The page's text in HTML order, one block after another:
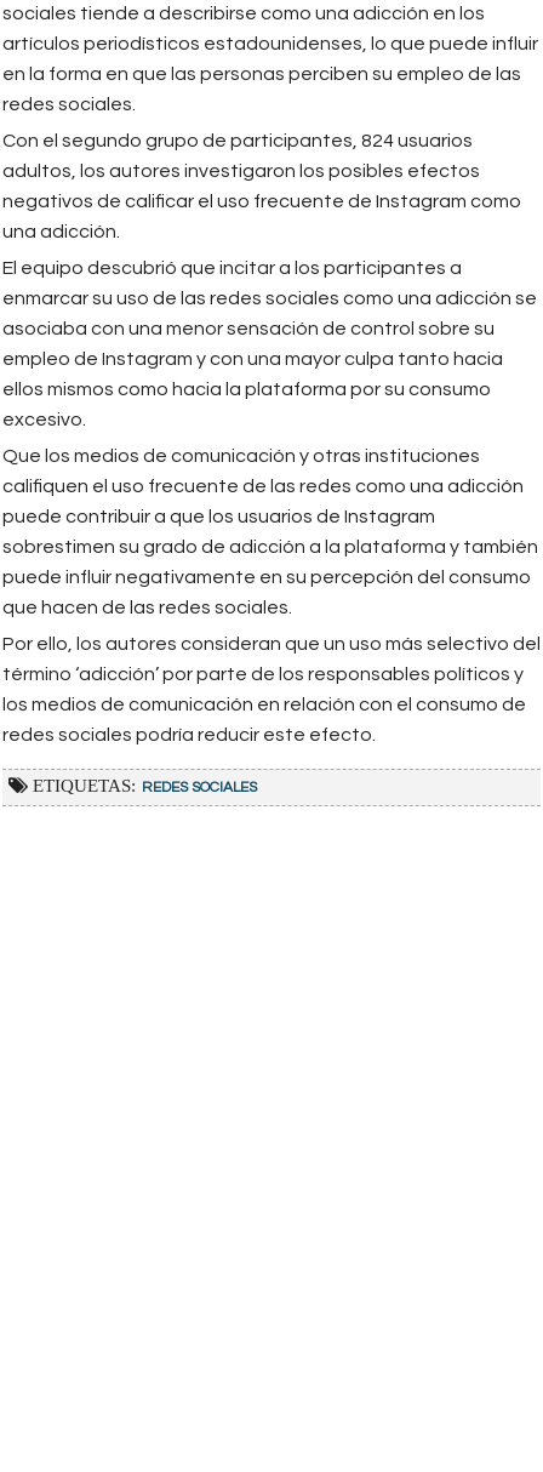
sociales tiende a describirse como una adicción en los
artículos periodísticos estadounidenses, lo que puede influir
en la forma en que las personas perciben su empleo de las
redes sociales.
Con el segundo grupo de participantes, 824 usuarios
adultos, los autores investigaron los posibles efectos
negativos de calificar el uso frecuente de Instagram como
una adicción.
El equipo descubrió que incitar a los participantes a
enmarcar su uso de las redes sociales como una adicción se
asociaba con una menor sensación de control sobre su
empleo de Instagram y con una mayor culpa tanto hacia
ellos mismos como hacia la plataforma por su consumo
excesivo.
Que los medios de comunicación y otras instituciones
califiquen el uso frecuente de las redes como una adicción
puede contribuir a que los usuarios de Instagram
sobrestimen su grado de adicción a la plataforma y también
puede influir negativamente en su percepción del consumo
que hacen de las redes sociales.
Por ello, los autores consideran que un uso más selectivo del
término ‘adicción’ por parte de los responsables políticos y
los medios de comunicación en relación con el consumo de
redes sociales podría reducir este efecto.
ETIQUETAS: REDES SOCIALES